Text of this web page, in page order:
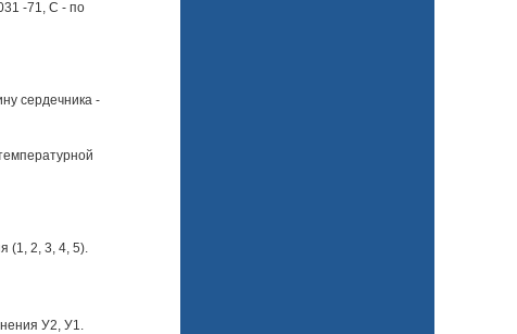
-71, С - по
сердечника -
(1, 2, 3, 4, 5).
У2, У1.